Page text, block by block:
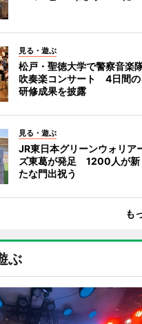
見る・遊ぶ
松戸・聖徳大学で警察音楽
吹奏楽コンサート 4日間の
研修成果を披露
見る・遊ぶ
JR東日本グリーンウォリア
ズ東葛が発足 1200人が新
たな門出祝う
も
ぶ